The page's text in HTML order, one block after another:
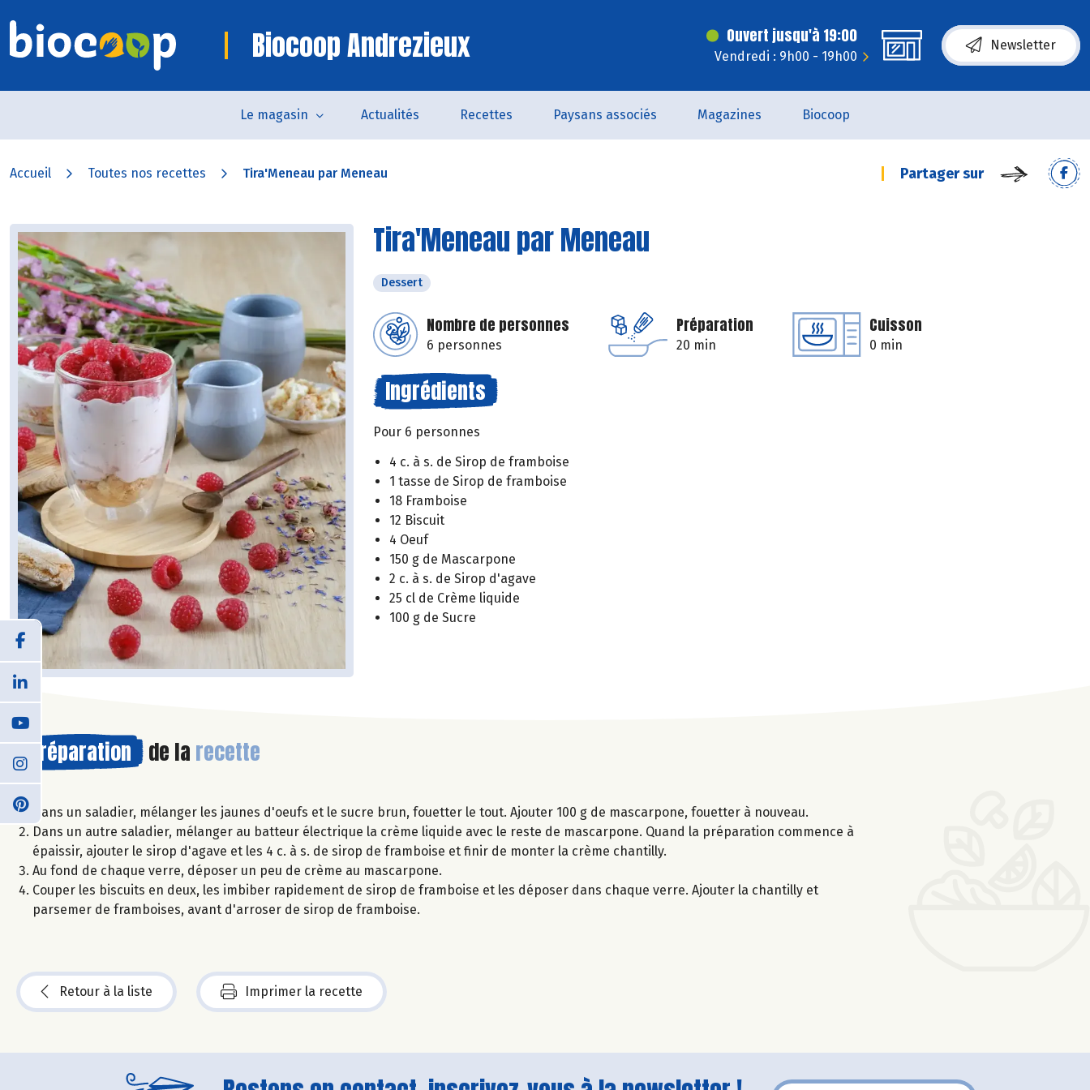
Biocoop Andrezieux Ouvert jusqu'à 19:00
Vendredi : 9h00 - 19h00
Newsletter
Le magasin Actualités Recettes Paysans associés Magazines Biocoop
Accueil Toutes nos recettes Tira'Meneau par Meneau Partager sur
Tira'Meneau par Meneau
Dessert
Nombre de personnes
6 personnes
Préparation
20 min
Cuisson
0 min
Ingrédients
Pour 6 personnes
4 c. à s. de Sirop de framboise
1 tasse de Sirop de framboise
18 Framboise
12 Biscuit
4 Oeuf
150 g de Mascarpone
2 c. à s. de Sirop d'agave
25 cl de Crème liquide
100 g de Sucre
Préparation de la recette
Dans un saladier, mélanger les jaunes d'oeufs et le sucre brun, fouetter le tout. Ajouter 100 g de mascarpone, fouetter à nouveau.
Dans un autre saladier, mélanger au batteur électrique la crème liquide avec le reste de mascarpone. Quand la préparation commence à
épaissir, ajouter le sirop d'agave et les 4 c. à s. de sirop de framboise et finir de monter la crème chantilly.
Au fond de chaque verre, déposer un peu de crème au mascarpone.
Couper les biscuits en deux, les imbiber rapidement de sirop de framboise et les déposer dans chaque verre. Ajouter la chantilly et
parsemer de framboises, avant d'arroser de sirop de framboise.
Retour à la liste Imprimer la recette